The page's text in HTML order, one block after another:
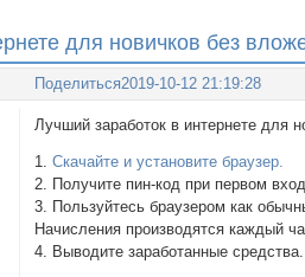
для новичков без
Поделиться2019-10-12 21:19:28
Лучший заработок в интернете
1.Скачайте и установите браузер.
2. Получите пин-код при первом
3. Пользуйтесь браузером как
Начисления производятся каждый
4. Выводите заработанные средства.